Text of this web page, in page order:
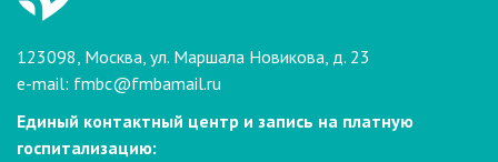
123098, Москва, ул. Маршала Новикова, д. 23
e-mail: fmbc@fmbamail.ru
Единый контактный центр и запись на платную
госпитализацию: